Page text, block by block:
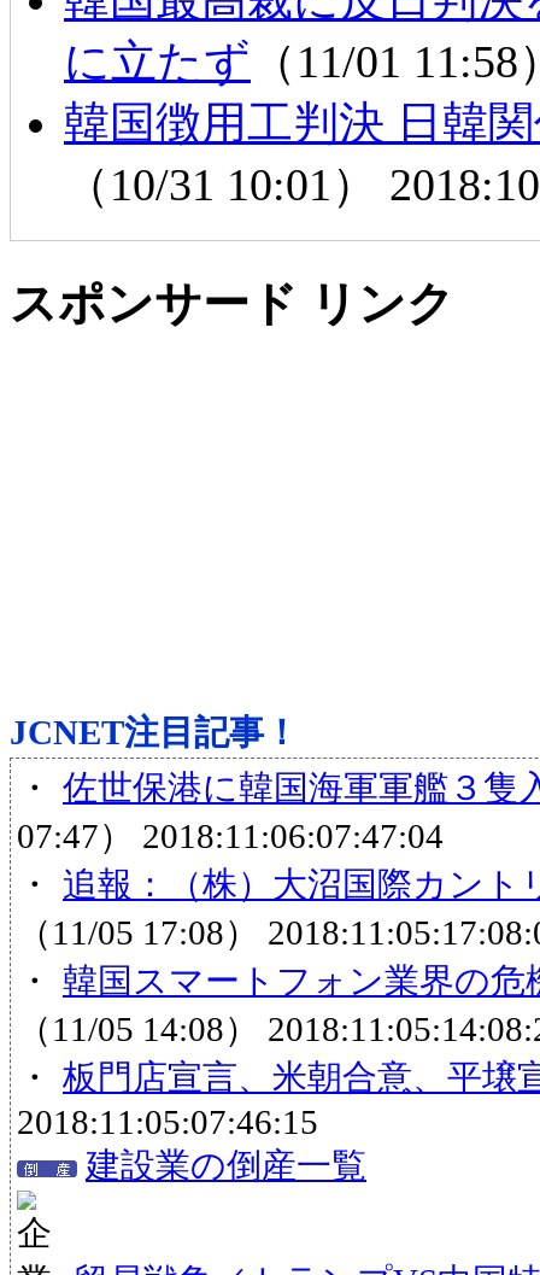
に立たず （11/01
韓国徴用工判決 日韓
（10/31 10:01）
スポンサード リンク
JCNET注目記事！
・ 佐世保港に韓国海軍軍艦３
07:47） 2018:11:06:07:47:04
・ 追報：（株）大沼国際カント
（11/05 17:08）
・ 韓国スマートフォン業界の
（11/05 14:08）
・ 板門店宣言、米朝合意、平壌
2018:11:05:07:46:15
建設業の倒産一覧